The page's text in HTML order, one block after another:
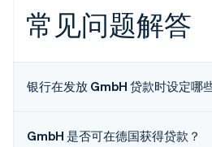
常见问题解答
银行在发放 GmbH 贷款时设定哪
GmbH 是否可在德国获得贷款？